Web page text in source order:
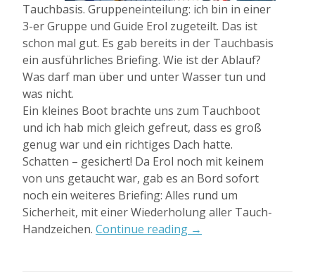
Tauchbasis. Gruppeneinteilung: ich bin in einer
3-er Gruppe und Guide Erol zugeteilt. Das ist
schon mal gut. Es gab bereits in der Tauchbasis
ein ausführliches Briefing. Wie ist der Ablauf?
Was darf man über und unter Wasser tun und
was nicht.
Ein kleines Boot brachte uns zum Tauchboot
und ich hab mich gleich gefreut, dass es groß
genug war und ein richtiges Dach hatte.
Schatten – gesichert! Da Erol noch mit keinem
von uns getaucht war, gab es an Bord sofort
noch ein weiteres Briefing: Alles rund um
Sicherheit, mit einer Wiederholung aller Tauch-
Handzeichen. Continue reading „Tauchtour
→